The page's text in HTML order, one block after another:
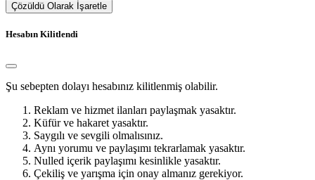
Çözüldü Olarak İşaretle
Hesabın Kilitlendi
Şu sebepten dolayı hesabınız kilitlenmiş olabilir.
Reklam ve hizmet ilanları paylaşmak yasaktır.
Küfür ve hakaret yasaktır.
Saygılı ve sevgili olmalısınız.
Aynı yorumu ve paylaşımı tekrarlamak yasaktır.
Nulled içerik paylaşımı kesinlikle yasaktır.
Çekiliş ve yarışma için onay almanız gerekiyor.